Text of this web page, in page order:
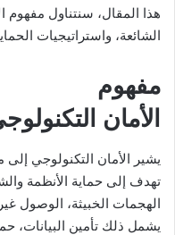
هذا المقال، سنتناول مفهوم
الشائعة، واستراتيجيات
مفهوم
الأمان
يشير الأمان التكنولوجي
تهدف إلى حماية الأنظمة
الهجمات الخبيثة، الوصول
يشمل ذلك تأمين البيانات،